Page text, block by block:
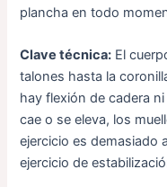
plancha en todo
Clave técnica: El
talones hasta la
hay flexión de cadera
cae o se eleva, los
ejercicio es demasiado
ejercicio de